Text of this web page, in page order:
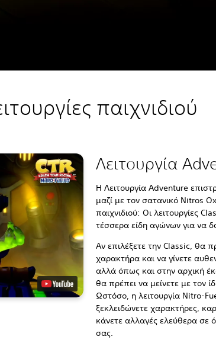
παιχνιδιού
Λειτουργία
Η Λειτουργία Adventure
μαζί με τον σατανικό Nitros
παιχνιδιού: Οι λειτουργίες
τέσσερα είδη αγώνων για να
Αν επιλέξετε την Classic, θα
χαρακτήρα και να γίνετε
αλλά όπως και στην αρχική
θα πρέπει να μείνετε με τον
Ωστόσο, η λειτουργία Nitro-
ξεκλειδώνετε χαρακτήρες,
κάνετε αλλαγές ελεύθερα σε
σας.